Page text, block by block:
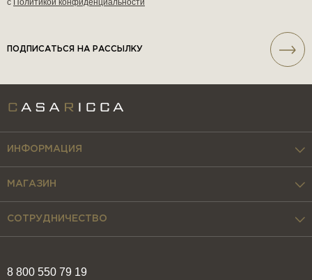
с Политикой конфиденциальности
ПОДПИСАТЬСЯ НА РАССЫЛКУ
8 800 550 79 19
ИНФОРМАЦИЯ
МАГАЗИН
СОТРУДНИЧЕСТВО